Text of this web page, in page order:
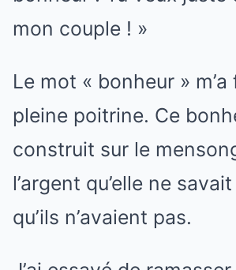
mon couple ! »
Le mot « bonheur »
pleine poitrine. Ce
construit sur le
l’argent qu’elle ne
qu’ils n’avaient pas.